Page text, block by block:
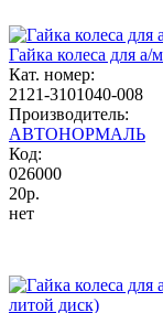
Гайка колеса для
Кат. номер:
2121-3101040-008
Производитель:
АВТОНОРМАЛЬ
Код:
026000
20р.
нет